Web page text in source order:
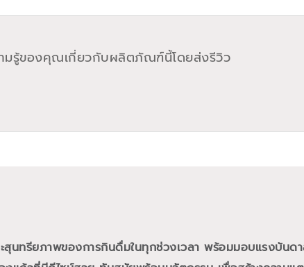
สุนทรียภาพของการกินดื่มในทุกช่วงเวลา พร้อมมอบแรงบันด
มรู้ของคุณเกี่ยวกับผลิตภัณฑ์นี้โดยส่งรีวิว